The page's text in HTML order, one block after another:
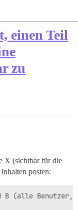
einen Teil
zu
X (sichtbar für die
posten:
B (alle Benutzer,